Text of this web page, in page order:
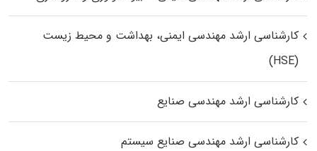
کارشناسی ارشد مهندسی ایمنی، بهداشت و محیط زیست
(HSE)
کارشناسی ارشد مهندسی صنایع
کارشناسی ارشد مهندسی صنایع سیستم